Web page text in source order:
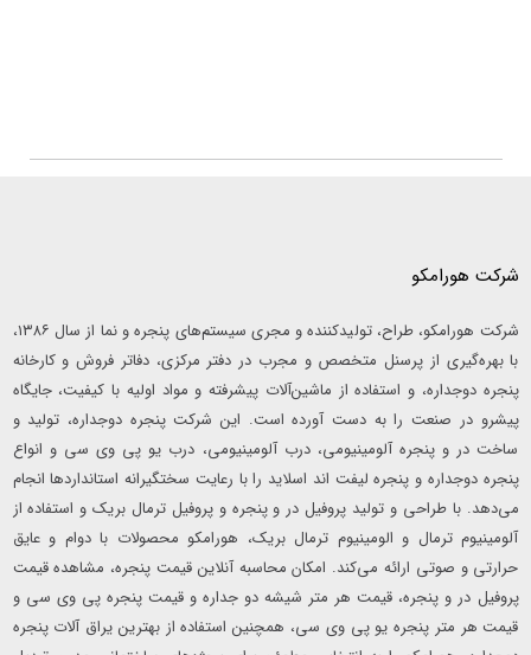
شرکت هورامکو
شرکت هورامکو، طراح، تولیدکننده و مجری سیستم‌های پنجره و نما از سال ۱۳۸۶،
با بهره‌گیری از پرسنل متخصص و مجرب در دفتر مرکزی، دفاتر فروش و کارخانه
پنجره دوجداره، و استفاده از ماشین‌آلات پیشرفته و مواد اولیه با کیفیت، جایگاه
پیشرو در صنعت را به دست آورده است. این شرکت پنجره دوجداره، تولید و
ساخت در و پنجره آلومینیومی، درب آلومینیومی، درب یو پی وی سی و انواع
پنجره دوجداره و پنجره لیفت اند اسلاید را با رعایت سختگیرانه استانداردها انجام
می‌دهد. با طراحی و تولید پروفیل در و پنجره و پروفیل ترمال بریک و استفاده از
آلومینیوم ترمال و الومینیوم ترمال بریک، هورامکو محصولات با دوام و عایق
حرارتی و صوتی ارائه می‌کند. امکان محاسبه آنلاین قیمت پنجره، مشاهده قیمت
پروفیل در و پنجره، قیمت هر متر شیشه دو جداره و قیمت پنجره پی وی سی و
قیمت هر متر پنجره یو پی وی سی، همچنین استفاده از بهترین یراق آلات پنجره